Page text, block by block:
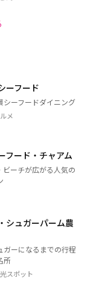
ーフード
シーフードダイニング
メ
フード・チャアム
ビーチが広がる人気の
シュガーパーム農
ガーになるまでの行程
所
スポット